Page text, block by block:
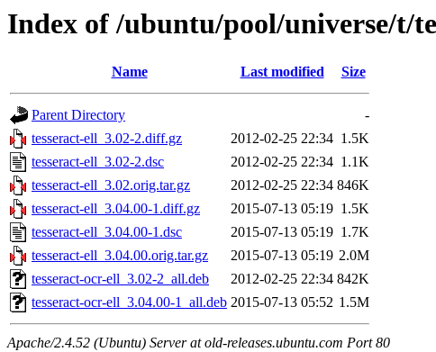
Index of /ubuntu/pool/universe/t/
Name Last modified Size
Parent Directory
-
tesseract-ell_3.02-2.diff.gz
2012-02-25 22:34 1.5K
tesseract-ell_3.02-2.dsc
2012-02-25 22:34 1.1K
tesseract-ell_3.02.orig.tar.gz
2012-02-25 22:34 846K
tesseract-ell_3.04.00-1.diff.gz
2015-07-13 05:19 1.5K
tesseract-ell_3.04.00-1.dsc
2015-07-13 05:19 1.7K
tesseract-ell_3.04.00.orig.tar.gz
2015-07-13 05:19 2.0M
tesseract-ocr-ell_3.02-2_all.deb
2012-02-25 22:34 842K
tesseract-ocr-ell_3.04.00-1_all.deb 2015-07-13 05:52 1.5M
Apache/2.4.52 (Ubuntu) Server at old-releases.ubuntu.com Port 80